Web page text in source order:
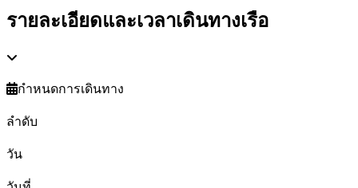
รายละเอียดและเวลาเดินทางเรือ
กำหนดการเดินทาง
ลำดับ
วัน